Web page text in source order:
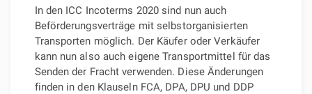
In den ICC Incoterms 2020 sind nun auch
Beförderungsverträge mit selbstorganisierten
Transporten möglich. Der Käufer oder Verkäufer
kann nun also auch eigene Transportmittel für das
Senden der Fracht verwenden. Diese Änderungen
finden in den Klauseln FCA, DPA, DPU und DDP